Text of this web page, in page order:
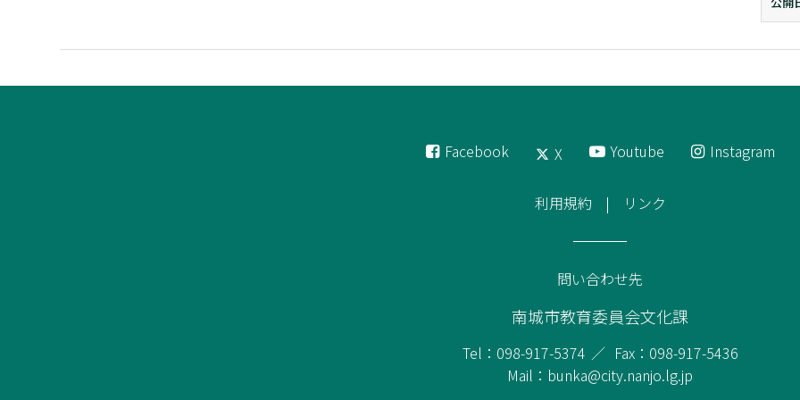
Facebook X Youtube Instagram
利用規約 リンク
問い合わせ先
南城市教育委員会文化課
Tel：098-917-5374
Fax：098-917-5436
Mail：bunka@city.nanjo.lg.jp